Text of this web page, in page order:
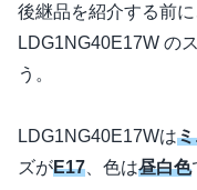
後継品を紹介する前
LDG1NG40E17W の
う。
LDG1NG40E17Wは
ズがE17 、色は昼白色